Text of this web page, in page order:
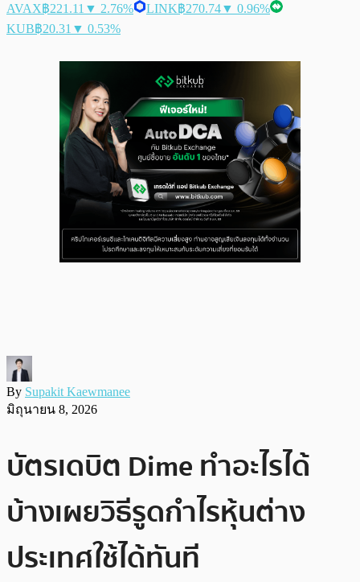
AVAX฿221.11 ▼ 2.76% LINK฿270.74▼ 0.96%
KUB฿20.31 ▼ 0.53%
By Supakit Kaewmanee
มิถุนายน 8, 2026
บัตรเดบิต Dime ทำอะไรได้
บ้างเผยวิธีรูดกำไรหุ้นต่าง
ประเทศใช้ได้ทันที